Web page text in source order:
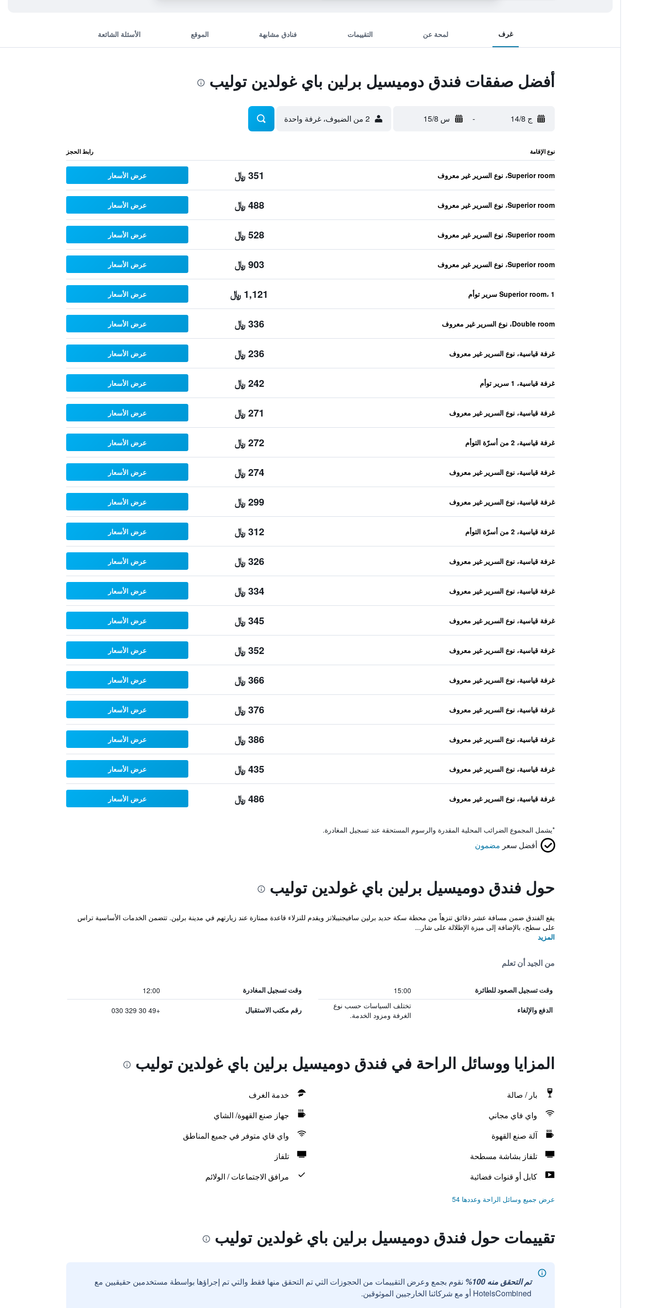
غرف لمحة عن التقييمات فنادق مشابهة الموقع الأسئلة الشائعة
أفضل صفقات فندق دوميسيل برلين باي غولدين توليب
ج 14/8 - س 15/8 2 من الضيوف، غرفة واحدة
نوع الإقامة رابط الحجز
Superior room، نوع السرير غير معروف 351 ﷼ عرض الأسعار
Superior room، نوع السرير غير معروف 488 ﷼ عرض الأسعار
Superior room، نوع السرير غير معروف 528 ﷼ عرض الأسعار
Superior room، نوع السرير غير معروف 903 ﷼ عرض الأسعار
Superior room، 1 سرير توأم 1,121 ﷼ عرض الأسعار
Double room، نوع السرير غير معروف 336 ﷼ عرض الأسعار
غرفة قياسية، نوع السرير غير معروف 236 ﷼ عرض الأسعار
غرفة قياسية، 1 سرير توأم 242 ﷼ عرض الأسعار
غرفة قياسية، نوع السرير غير معروف 271 ﷼ عرض الأسعار
غرفة قياسية، 2 من أسرّة التوأم 272 ﷼ عرض الأسعار
غرفة قياسية، نوع السرير غير معروف 274 ﷼ عرض الأسعار
غرفة قياسية، نوع السرير غير معروف 299 ﷼ عرض الأسعار
غرفة قياسية، 2 من أسرّة التوأم 312 ﷼ عرض الأسعار
غرفة قياسية، نوع السرير غير معروف 326 ﷼ عرض الأسعار
غرفة قياسية، نوع السرير غير معروف 334 ﷼ عرض الأسعار
غرفة قياسية، نوع السرير غير معروف 345 ﷼ عرض الأسعار
غرفة قياسية، نوع السرير غير معروف 352 ﷼ عرض الأسعار
غرفة قياسية، نوع السرير غير معروف 366 ﷼ عرض الأسعار
غرفة قياسية، نوع السرير غير معروف 376 ﷼ عرض الأسعار
غرفة قياسية، نوع السرير غير معروف 386 ﷼ عرض الأسعار
غرفة قياسية، نوع السرير غير معروف 435 ﷼ عرض الأسعار
غرفة قياسية، نوع السرير غير معروف 486 ﷼ عرض الأسعار
*يشمل المجموع الضرائب المحلية المقدرة والرسوم المستحقة عند تسجيل المغادرة.
أفضل سعر مضمون
حول فندق دوميسيل برلين باي غولدين توليب
يقع الفندق ضمن مسافة عشر دقائق تنزهاً من محطة سكة حديد برلين سافيجنيبلاتز ويقدم للنزلاء قاعدة ممتازة عند زيارتهم في مدينة برلين. تتضمن الخدمات الأساسية تراس
على سطح، بالإضافة إلى ميزة الإطلالة على شار...
المزيد
من الجيد أن تعلم
وقت تسجيل الصعود للطائرة 15:00 وقت تسجيل المغادرة 12:00
الدفع والإلغاء
تختلف السياسات حسب نوع
الغرفة ومزود الخدمة.
رقم مكتب الاستقبال +49 30 329 030
المزايا ووسائل الراحة في فندق دوميسيل برلين باي غولدين توليب
بار / صالة
خدمة الغرف
واي فاي مجاني
جهاز صنع القهوة/ الشاي
آلة صنع القهوة
واي فاي متوفر في جميع المناطق
تلفاز بشاشة مسطحة
تلفاز
كابل أو قنوات فضائية
مرافق الاجتماعات / الولائم
عرض جميع وسائل الراحة وعددها 54
تقييمات حول فندق دوميسيل برلين باي غولدين توليب
تم التحقق منه 100%
نقوم بجمع وعرض التقييمات من الحجوزات التي تم التحقق منها فقط والتي تم إجراؤها بواسطة مستخدمين حقيقيين مع
HotelsCombined أو مع شركائنا الخارجيين الموثوقين.